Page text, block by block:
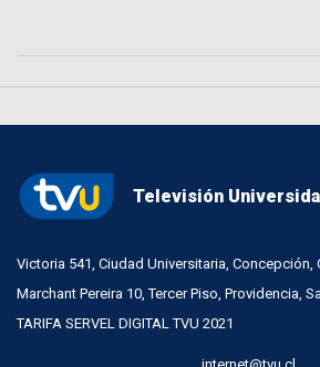
Televisión
Victoria 541, Ciudad Universitaria, Concepción,
Marchant Pereira 10, Tercer Piso, Providencia,
TARIFA SERVEL DIGITAL TVU 2021